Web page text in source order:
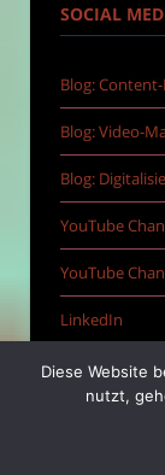
SOCIAL
Blog:
Blog: Video-
Blog:
YouTube
YouTube
LinkedIn
XING
Diese Website
nutzt,